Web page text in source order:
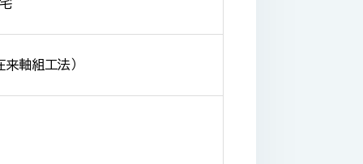
来軸組工法）